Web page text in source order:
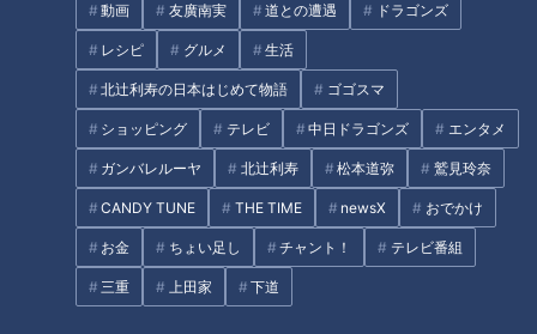
動画 友廣南実 道との遭遇 ドラゴンズ
レシピ グルメ 生活
北辻利寿の日本はじめて物語 ゴゴスマ
ショッピング テレビ 中日ドラゴンズ エンタメ
ガンバレルーヤ 北辻利寿 松本道弥 鷲見玲奈
CANDY TUNE THE TIME newsX おでかけ
お金 ちょい足し チャント！ テレビ番組
三重 上田家 下道
ＣＢＣとＮＨＫが初コラボで秘
蔵映像大放出！【アノコロQ】
超人気美容系YouTuberが教え
る!3,000円以下のアイテムを使
った暑さにも勝てる“春夏コスメ
&amp;メイク術"